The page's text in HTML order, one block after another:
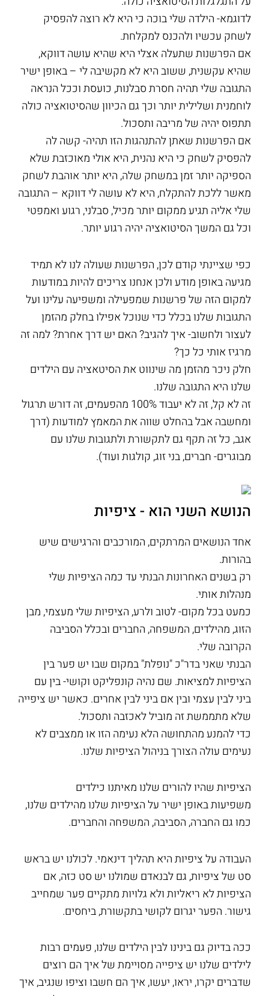
לדוגמא- הילדה שלי בוכה כי היא לא רוצה להפסיק
לשחק עכשיו ולהכנס למקלחת.
אם הפרשנות שתעלה אצלי היא שהיא עושה דווקא,
שהיא עקשנית, ששוב היא לא מקשיבה לי – באופן ישיר
התגובה שלי תהיה חסרת סבלנות, כועסת וככל הנראה
לוחמנית ושלילית יותר וכך גם הכיוון שהסיטואציה כולה
תתפוס יהיה של מריבה ותסכול.
אם הפרשנות שאתן להתנהגות הזו תהיה- קשה לה
להפסיק לשחק כי היא נהנית, היא אולי מאוכזבת שלא
הספיקה יותר זמן במשחק שלה, היא יותר אוהבת לשחק
מאשר ללכת להתקלח, היא לא עושה לי דווקא – התגובה
שלי אליה תגיע ממקום יותר מכיל, סבלני, רגוע ואמפטי
וכל גם המשך הסיטואציה יהיה רגוע יותר.
כפי שציינתי קודם לכן, הפרשנות שעולה לנו לא תמיד
מגיעה באופן מודע ולכן אנחנו צריכים להיות במודעות
למקום הזה של פרשנות שמפעילה ומשפיעה עלינו ועל
התגובות שלנו בכלל כדי שנוכל אפילו בחלק מהזמן
לעצור ולחשוב- איך להגיב? האם יש דרך אחרת? למה זה
מרגיז אותי כל כך?
חלק ניכר מהזמן מה שינווט את הסיטאציה עם הילדים
שלנו היא התגובה שלנו.
זה לא קל, זה לא יעבוד 100% מהפעמים, זה דורש תרגול
ומחשבה אבל בהחלט שווה את המאמץ למודעות (דרך
אגב, כל זה תקף גם לתקשורת ולתגובות שלנו עם
מבוגרים- חברים, בני זוג, קולגות ועוד).
הנושא השני הוא - ציפיות
אחד הנושאים המרתקים, המורכבים והרגישים שיש
בהורות.
רק בשנים האחרונות הבנתי עד כמה הציפיות שלי
מנהלות אותי.
כמעט בכל מקום- לטוב ולרע, הציפיות שלי מעצמי, מבן
הזוג, מהילדים, המשפחה, החברים ובכלל הסביבה
הקרובה שלי.
הבנתי שאני בדר"כ "נופלת" במקום שבו יש פער בין
הציפיות למציאות. שם נהיה קונפליקט וקושי- בין עם
ביני לבין עצמי ובין אם ביני לבין אחרים. כאשר יש ציפייה
שלא מתממשת זה מוביל לאכזבה ותסכול.
כדי להמנע מהתחושה הלא נעימה הזו או ממצבים לא
נעימים עולה הצורך בניהול הציפיות שלנו.
הציפיות שהיו להורים שלנו מאיתנו כילדים
משפיעות באופן ישיר על הציפיות שלנו מהילדים שלנו,
כמו גם החברה, הסביבה, המשפחה והחברים.
העבודה על ציפיות היא תהליך דינאמי. לכולנו יש בראש
סט של ציפיות, גם לבנאדם שמולנו יש סט כזה, אם
הציפיות לא ריאליות ולא גלויות מתקיים פער שמחייב
גישור. הפער יגרום לקושי בתקשורת, ביחסים.
ככה בדיוק גם בינינו לבין הילדים שלנו, פעמים רבות
לילדים שלנו יש ציפייה מסויימת של איך הם רוצים
שדברים יקרו, יראו, יעשו, איך הם חשבו וציפו שנגיב, איך